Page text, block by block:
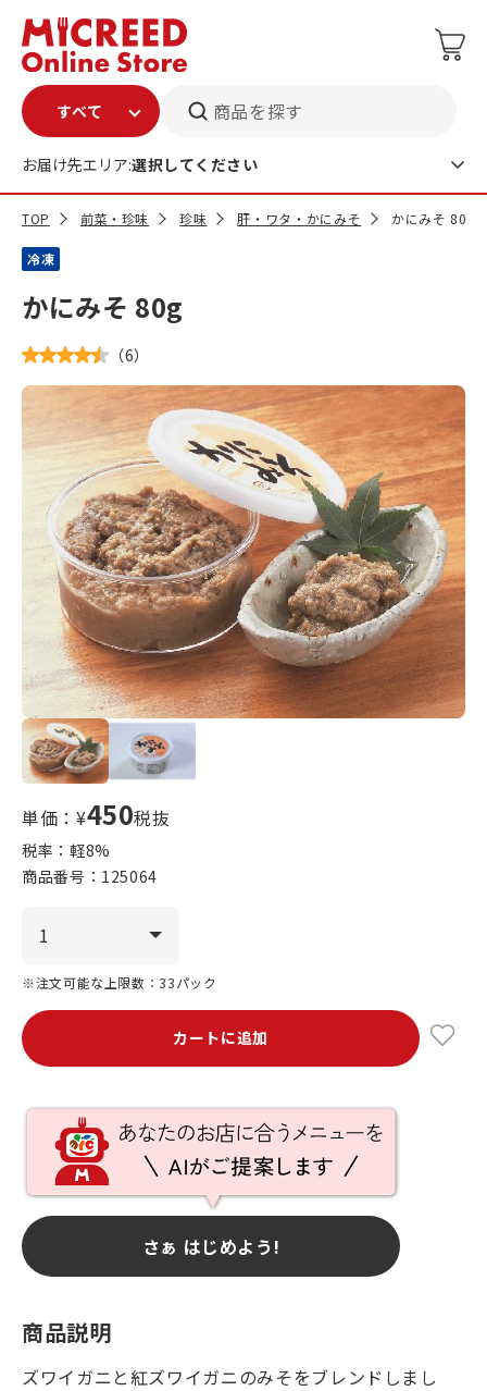
商品を探す
お届け先エリア:選択してください
TOP 前菜・珍味 珍味 肝・ワタ・かにみそ かにみそ 80g
冷凍
かにみそ 80g
（6）
単価：¥450税抜
税率：軽8%
商品番号： 125064
※注文可能な上限数：33パック
カートに追加
さぁ はじめよう!
商品説明
ズワイガニと紅ズワイガニのみそをブレンドしまし